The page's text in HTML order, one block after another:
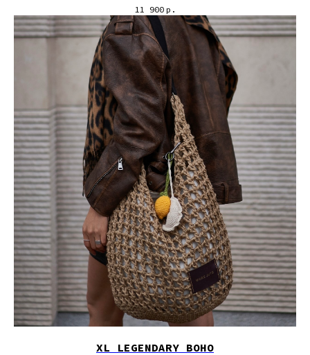
11 900 р.
XL LEGENDARY BOHO